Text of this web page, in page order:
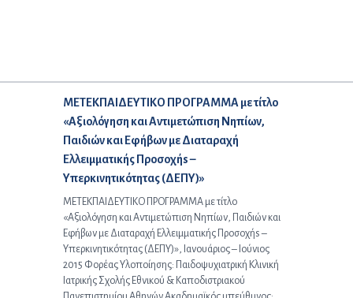
Επόμενο άρθρο:
ΜΕΤΕΚΠΑΙΔΕΥΤΙΚΟ ΠΡΟΓΡΑΜΜΑ με τίτλο
«Αξιολόγηση και Αντιμετώπιση Νηπίων,
Παιδιών και Εφήβων με Διαταραχή
Ελλειμματικής Προσοχήs –
Υπερκινητικότητας (ΔΕΠΥ)»
ΜΕΤΕΚΠΑΙΔΕΥΤΙΚΟ ΠΡΟΓΡΑΜΜΑ με τίτλο
«Αξιολόγηση και Αντιμετώπιση Νηπίων, Παιδιών και
Εφήβων με Διαταραχή Ελλειμματικής Προσοχήs –
Υπερκινητικότητας (ΔΕΠΥ)», Ιανουάριος – Ιούνιος
2015 Φορέας Υλοποίησης: Παιδοψυχιατρική Κλινική
Ιατρικής Σχολής Εθνικού & Καποδιστριακού